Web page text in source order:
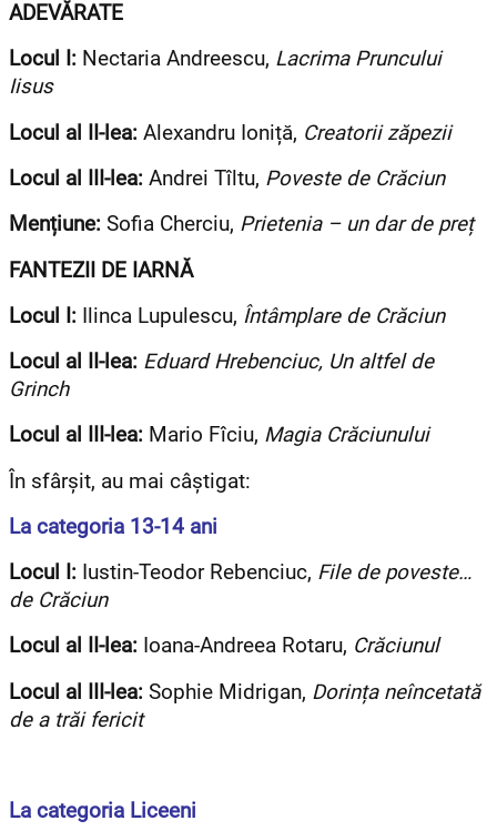
ADEVĂRATE
Locul I: Nectaria Andreescu, Lacrima Pruncului
Iisus
Locul al II-lea: Alexandru Ioniță, Creatorii zăpezii
Locul al III-lea: Andrei Tîltu, Poveste de Crăciun
Mențiune: Sofia Cherciu, Prietenia – un dar de preț
FANTEZII DE IARNĂ
Locul I: Ilinca Lupulescu, Întâmplare de Crăciun
Locul al II-lea: Eduard Hrebenciuc, Un altfel de
Grinch
Locul al III-lea: Mario Fîciu, Magia Crăciunului
În sfârșit, au mai câștigat:
La categoria 13-14 ani
Locul I: Iustin-Teodor Rebenciuc, File de poveste…
de Crăciun
Locul al II-lea: Ioana-Andreea Rotaru, Crăciunul
Locul al III-lea: Sophie Midrigan, Dorința neîncetată
de a trăi fericit
La categoria Liceeni